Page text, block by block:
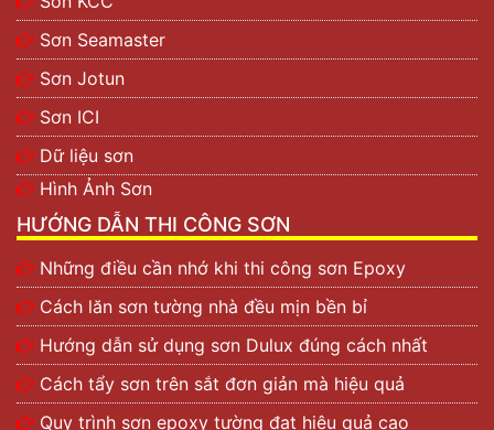
Sơn Seamaster
Sơn Jotun
Sơn ICI
Dữ liệu sơn
Hình Ảnh Sơn
HƯỚNG DẪN THI CÔNG SƠN
Những điều cần nhớ khi thi công sơn Epoxy
Cách lăn sơn tường nhà đều mịn bền bỉ
Hướng dẫn sử dụng sơn Dulux đúng cách nhất
Cách tẩy sơn trên sắt đơn giản mà hiệu quả
Quy trình sơn epoxy tường đạt hiệu quả cao